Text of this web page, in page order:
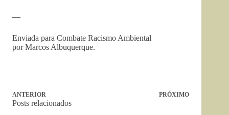
—
Enviada para Combate Racismo Ambiental
por Marcos Albuquerque.
ANTERIOR PRÓXIMO
Posts relacionados